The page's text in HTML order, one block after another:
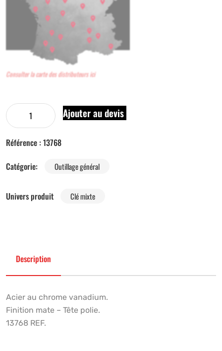
Consulter la carte des distributeurs ici
Ajouter au devis
Référence : 13768
Catégorie:
Outillage général
Univers produit Clé mixte
Description
Acier au chrome vanadium.
Finition mate – Tête polie.
13768 REF.